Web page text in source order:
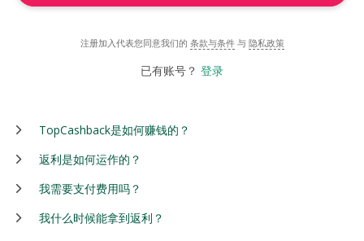
注册加入代表您同意我们的 条款与条件 与 隐私政策
已有账号？ 登录
TopCashback是如何赚钱的？
返利是如何运作的？
我需要支付费用吗？
我什么时候能拿到返利？